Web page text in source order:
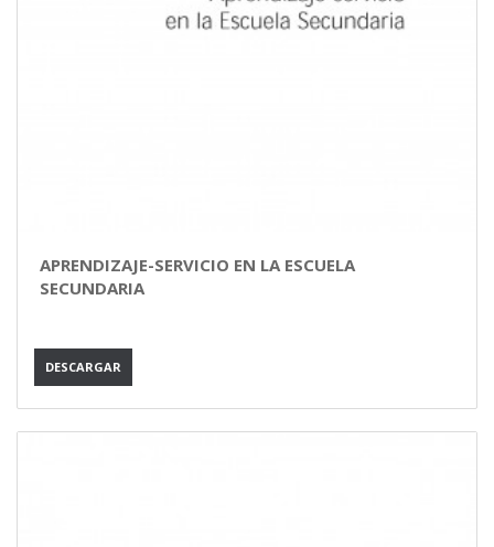
APRENDIZAJE-SERVICIO EN LA ESCUELA
SECUNDARIA
DESCARGAR